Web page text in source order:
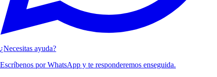
¿Necesitas ayuda?
Escríbenos por WhatsApp y te responderemos enseguida.